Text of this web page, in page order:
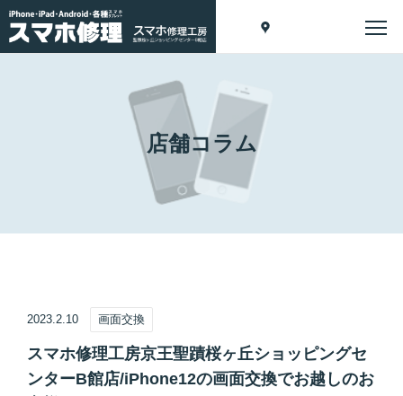
店舗コラム
2023.2.10 画面交換
スマホ修理工房京王聖蹟桜ヶ丘ショッピングセ
ンターB館店/iPhone12の画面交換でお越しのお